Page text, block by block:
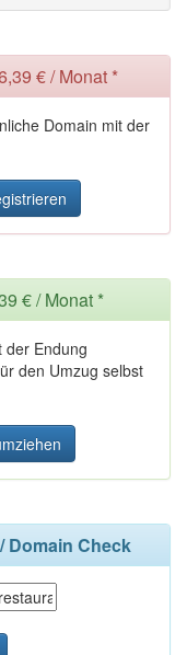
€ / Monat *
Domain mit der
€ / Monat *
der Endung
den Umzug selbst
Domain Check